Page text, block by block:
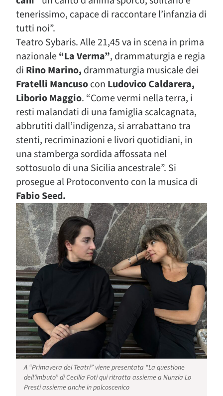
tenerissimo, capace di raccontare l’infanzia di
tutti noi”.
Teatro Sybaris. Alle 21,45 va in scena in prima
nazionale“La Verma”, drammaturgia e regia
di Rino Marino, drammaturgia musicale dei
Fratelli Mancusocon Ludovico Caldarera,
Liborio Maggio. “Come vermi nella terra, i
resti malandati di una famiglia scalcagnata,
abbrutiti dall’indigenza, si arrabattano tra
stenti, recriminazioni e livori quotidiani, in
una stamberga sordida affossata nel
sottosuolo di una Sicilia ancestrale”. Si
prosegue al Protoconvento con la musica di
Fabio Seed.
A “Primavera dei Teatri” viene presentata “La questione
dell’imbuto” di Cecilia Foti qui ritratta assieme a Nunzia Lo
Presti assieme anche in palcoscenico